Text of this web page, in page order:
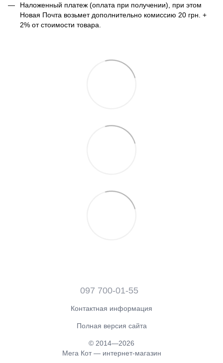
Наложенный платеж (оплата при получении), при этом
Новая Почта возьмет дополнительно комиссию 20 грн. +
2% от стоимости товара.
097 700-01-55
Контактная информация
Полная версия сайта
© 2014—2026
Мега Кот — интернет-магазин